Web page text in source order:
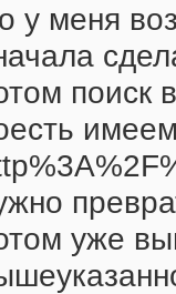
у меня
поиск
уже